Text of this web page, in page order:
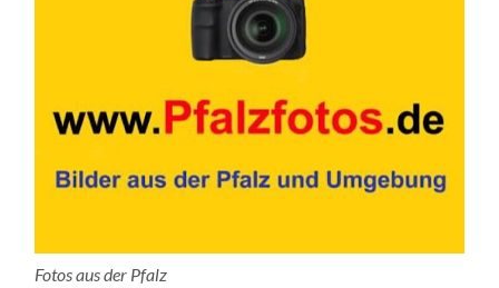
Fotos aus der Pfalz